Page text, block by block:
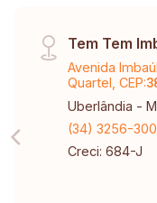
Tem Tem
Avenida
Quartel, CEP:
Uberlândia -
(34) 3256-
Creci: 684-J